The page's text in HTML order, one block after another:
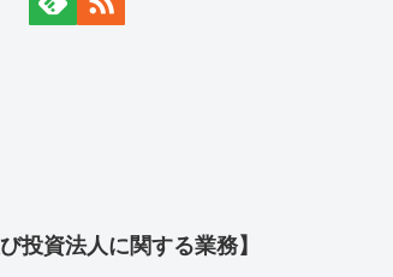
投資法人に関する業務】